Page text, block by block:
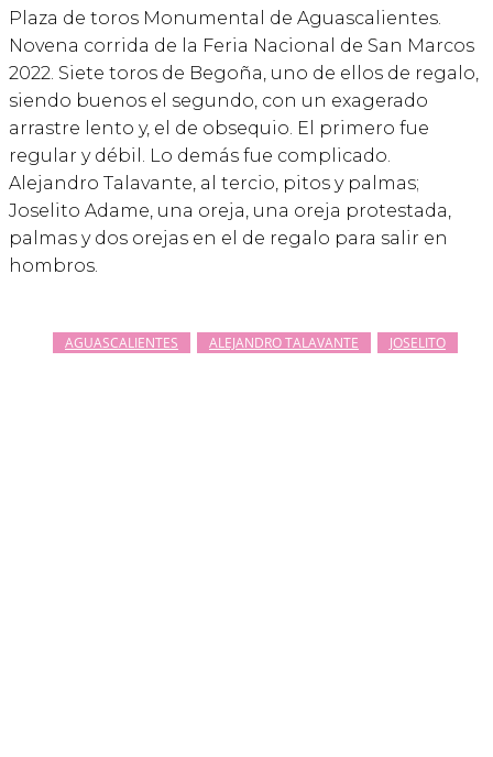
Plaza de toros Monumental de Aguascalientes.
Novena corrida de la Feria Nacional de San Marcos
2022. Siete toros de Begoña, uno de ellos de regalo,
siendo buenos el segundo, con un exagerado
arrastre lento y, el de obsequio. El primero fue
regular y débil. Lo demás fue complicado.
Alejandro Talavante, al tercio, pitos y palmas;
Joselito Adame, una oreja, una oreja protestada,
palmas y dos orejas en el de regalo para salir en
hombros.
AGUASCALIENTES ALEJANDRO TALAVANTE JOSELITO